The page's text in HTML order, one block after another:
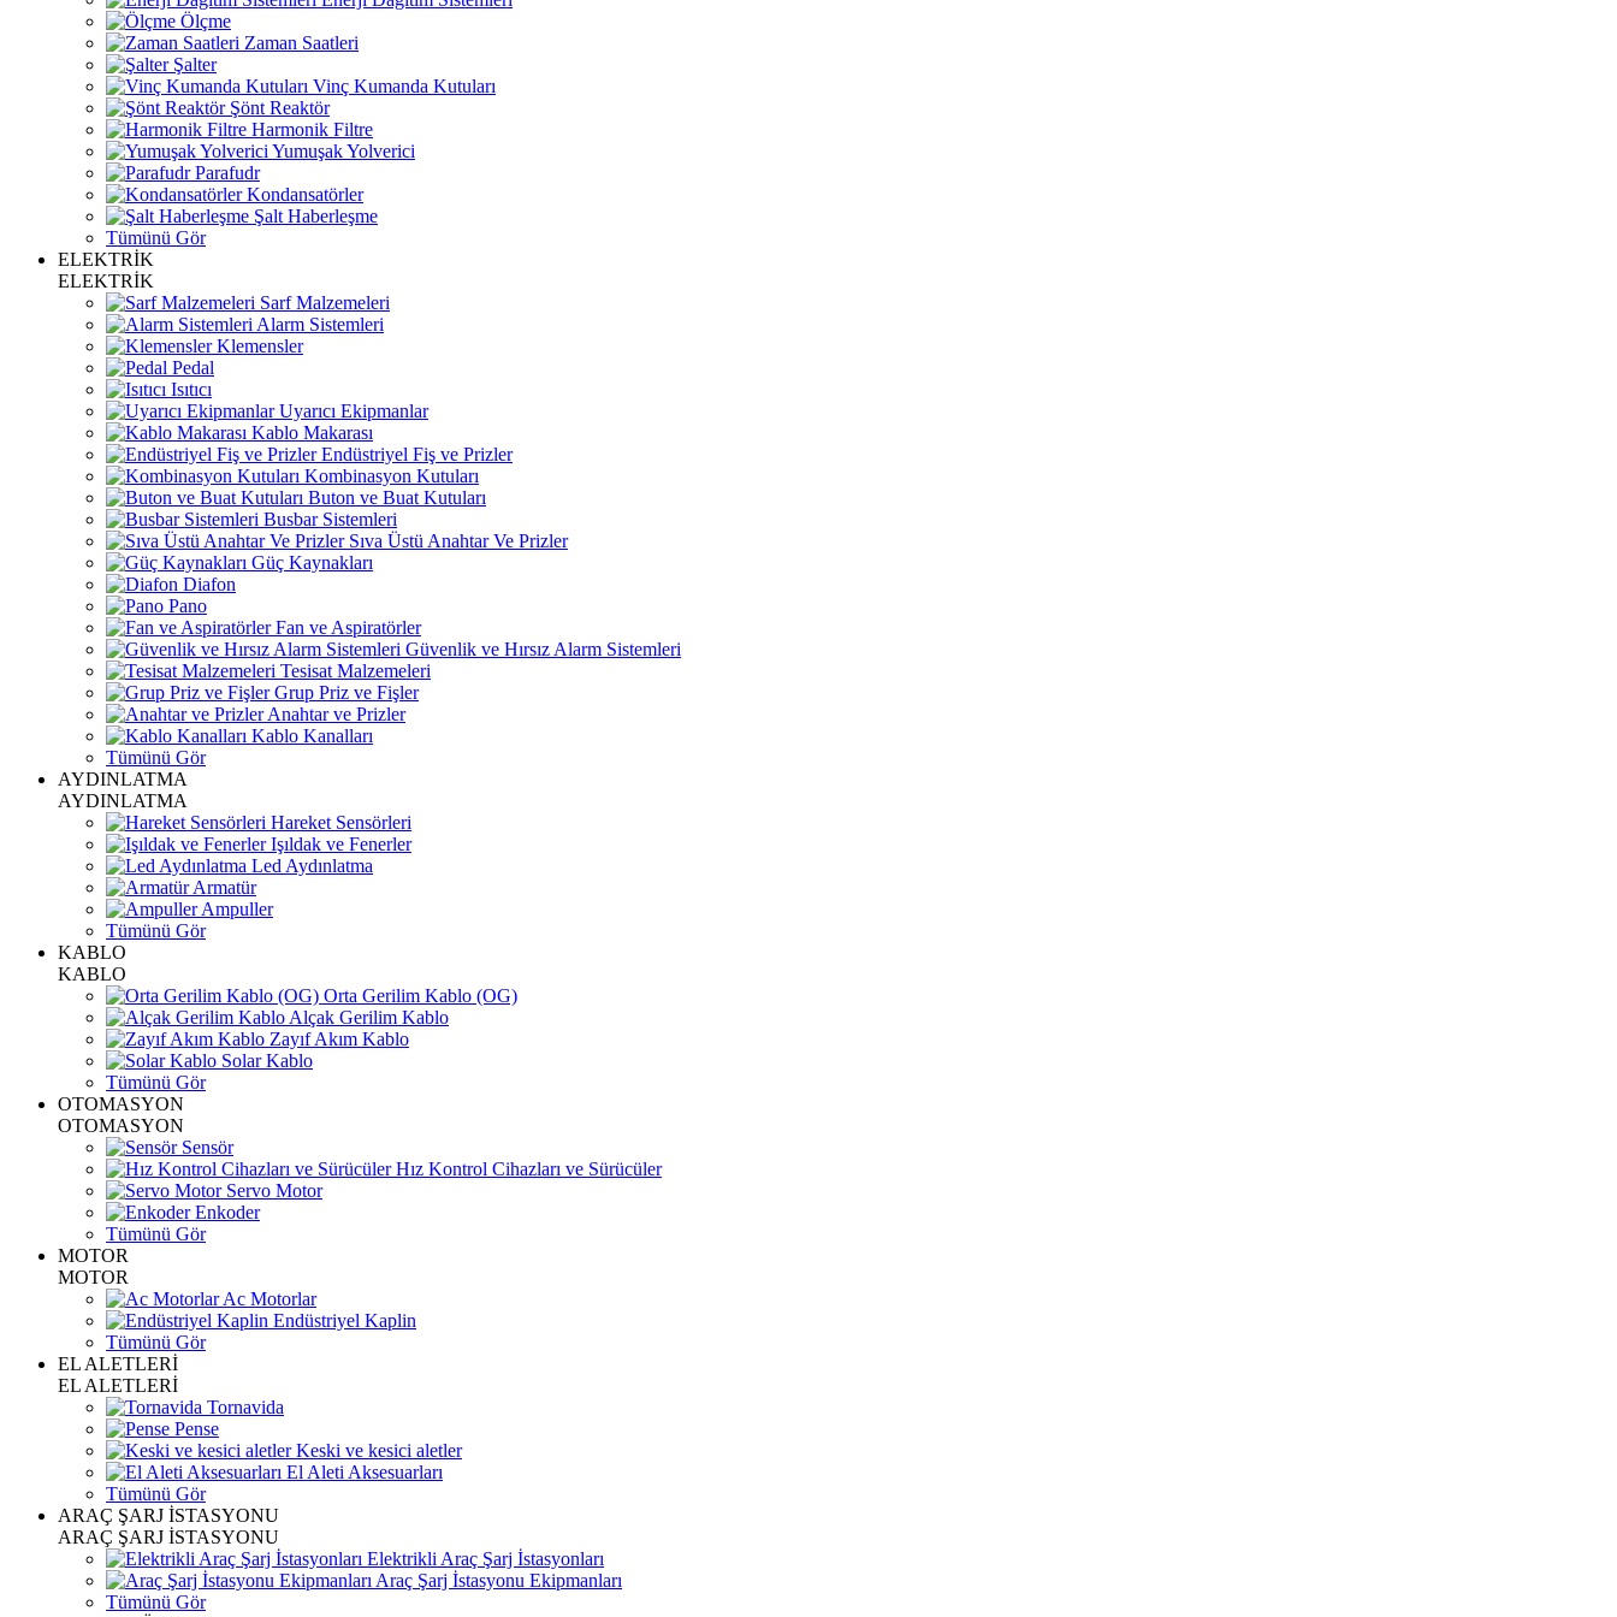
Ölçme
Zaman Saatleri
Şalter
Vinç Kumanda Kutuları
Şönt Reaktör
Harmonik Filtre
Yumuşak Yolverici
Parafudr
Kondansatörler
Şalt Haberleşme
Tümünü Gör
ELEKTRİK
ELEKTRİK
Sarf Malzemeleri
Alarm Sistemleri
Klemensler
Pedal
Isıtıcı
Uyarıcı Ekipmanlar
Kablo Makarası
Endüstriyel Fiş ve Prizler
Kombinasyon Kutuları
Buton ve Buat Kutuları
Busbar Sistemleri
Sıva Üstü Anahtar Ve Prizler
Güç Kaynakları
Diafon
Pano
Fan ve Aspiratörler
Güvenlik ve Hırsız Alarm Sistemleri
Tesisat Malzemeleri
Grup Priz ve Fişler
Anahtar ve Prizler
Kablo Kanalları
Tümünü Gör
AYDINLATMA
AYDINLATMA
Hareket Sensörleri
Işıldak ve Fenerler
Led Aydınlatma
Armatür
Ampuller
Tümünü Gör
KABLO
KABLO
Orta Gerilim Kablo (OG)
Alçak Gerilim Kablo
Zayıf Akım Kablo
Solar Kablo
Tümünü Gör
OTOMASYON
OTOMASYON
Sensör
Hız Kontrol Cihazları ve Sürücüler
Servo Motor
Enkoder
Tümünü Gör
MOTOR
MOTOR
Ac Motorlar
Endüstriyel Kaplin
Tümünü Gör
EL ALETLERİ
EL ALETLERİ
Tornavida
Pense
Keski ve kesici aletler
El Aleti Aksesuarları
Tümünü Gör
ARAÇ ŞARJ İSTASYONU
ARAÇ ŞARJ İSTASYONU
Elektrikli Araç Şarj İstasyonları
Araç Şarj İstasyonu Ekipmanları
Tümünü Gör